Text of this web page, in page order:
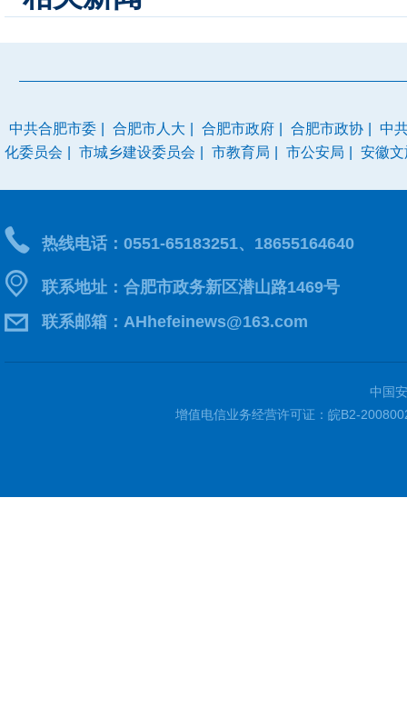
中共合肥市委 合肥市人大 合肥市政府 合肥市政协
中
化委员会
市城乡建设委员会 市教育局 市公安局 安徽
热线电话：0551-65183251、18655164640
联系地址：合肥市政务新区潜山路1469号
联系邮箱：AHhefeinews@163.com
中国
增值电信业务经营许可证：皖B2-